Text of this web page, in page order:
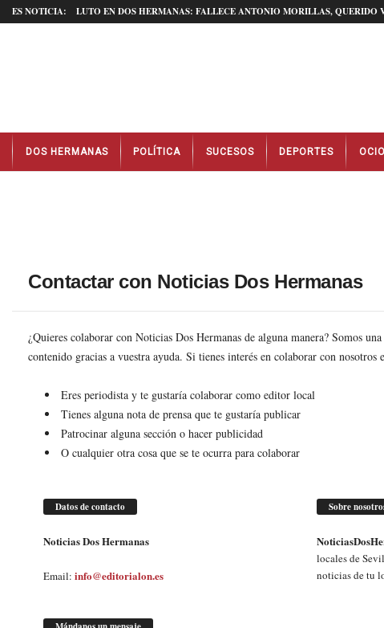
ES NOTICIA: LUTO EN DOS HERMANAS: FALLECE ANTONIO MORILLAS, QUERIDO
t
DOS HERMANAS POLÍTICA SUCESOS DEPORTES OCIO
Contactar con Noticias Dos Hermanas
¿Quieres colaborar con Noticias Dos Hermanas de alguna manera? Somos
contenido gracias a vuestra ayuda. Si tienes interés en colaborar con nosotros
Eres periodista y te gustaría colaborar como editor local
Tienes alguna nota de prensa que te gustaría publicar
Patrocinar alguna sección o hacer publicidad
O cualquier otra cosa que se te ocurra para colaborar
Datos de contacto
Noticias Dos Hermanas
Email: info@editorialon.es
Sobre
locales de
noticias de tu